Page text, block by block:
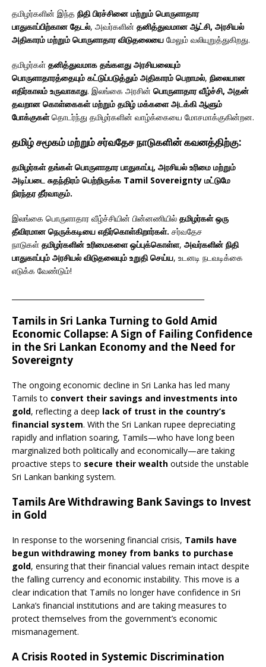
தமிழர்களின் இந்த நிதி பிரச்சினை மற்றும் பொருளாதார
பாதுகாப்பிற்கான தேடல், அவர்களின் தனித்துவமான ஆட்சி, அரசியல்
அதிகாரம் மற்றும் பொருளாதார விடுதலையை மேலும் வலியுறுத்துகிறது.
தமிழர்கள் தனித்துவமாக தங்களது அரசியலையும்
பொருளாதாரத்தையும் கட்டுப்படுத்தும் அதிகாரம் பெறாமல், நிலையான
எதிர்காலம் உருவாகாது. இலங்கை அரசின் பொருளாதார வீழ்ச்சி, அதன்
தவறான கொள்கைகள் மற்றும் தமிழ் மக்களை அடக்கி ஆளும்
போக்குகள்தொடர்ந்து தமிழர்களின் வாழ்க்கையை மோசமாக்குகின்றன.
தமிழ் சமூகம் மற்றும் சர்வதேச நாடுகளின் கவனத்திற்கு:
தமிழர்கள் தங்கள் பொருளாதார பாதுகாப்பு, அரசியல் உரிமை மற்றும்
அடிப்படை சுதந்திரம் பெற்றிருக்க Tamil Sovereignty மட்டுமே
நிரந்தர தீர்வாகும்.
இலங்கை பொருளாதார வீழ்ச்சியின் பின்னணியில் தமிழர்கள் ஒரு
தீவிரமான நெருக்கடியை எதிர்கொள்கிறார்கள். சர்வதேச
நாடுகள் தமிழர்களின் உரிமைகளை ஒப்புக்கொள்ள, அவர்களின் நிதி
பாதுகாப்பும் அரசியல் விடுதலையும் உறுதி செய்ய, உடனடி நடவடிக்கை
எடுக்க வேண்டும்!
Tamils in Sri Lanka Turning to Gold Amid
Economic Collapse: A Sign of Failing Confidence
in the Sri Lankan Economy and the Need for
Sovereignty
The ongoing economic decline in Sri Lanka has led many
Tamils to convert their savings and investments into
gold, reflecting a deep lack of trust in the country’s
financial system. With the Sri Lankan rupee depreciating
rapidly and inflation soaring, Tamils—who have long been
marginalized both politically and economically—are taking
proactive steps to secure their wealth outside the unstable
Sri Lankan banking system.
Tamils Are Withdrawing Bank Savings to Invest
in Gold
In response to the worsening financial crisis, Tamils have
begun withdrawing money from banks to purchase
gold, ensuring that their financial values remain intact despite
the falling currency and economic instability. This move is a
clear indication that Tamils no longer have confidence in Sri
Lanka’s financial institutions and are taking measures to
protect themselves from the government’s economic
mismanagement.
A Crisis Rooted in Systemic Discrimination